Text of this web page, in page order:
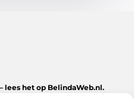
lees het op BelindaWeb.nl.